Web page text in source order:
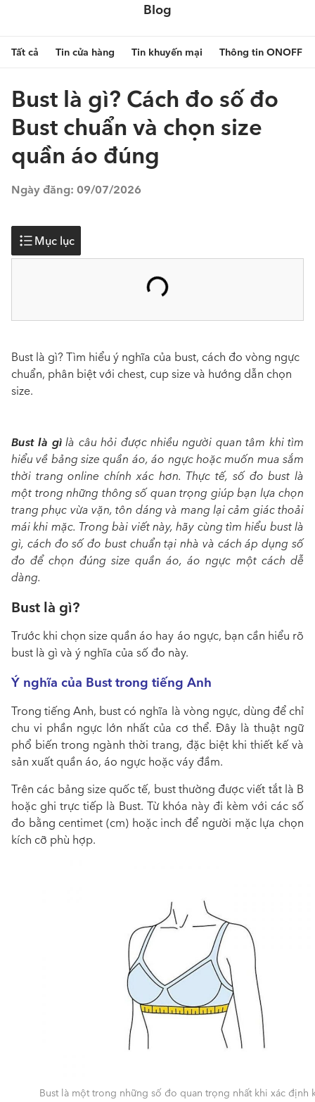
Blog
Tất cả Tin cửa hàng Tin khuyến mại Thông tin ONOFF
Bust là gì? Cách đo số đo
Bust chuẩn và chọn size
quần áo đúng
Ngày đăng: 09/07/2026
Mục lục
Bust là gì? Tìm hiểu ý nghĩa của bust, cách đo vòng ngực
chuẩn, phân biệt với chest, cup size và hướng dẫn chọn
size.
Bust là gìlà câu hỏi được nhiều người quan tâm khi tìm
hiểu về bảng size quần áo, áo ngực hoặc muốn mua sắm
thời trang online chính xác hơn. Thực tế, số đo bust là
một trong những thông số quan trọng giúp bạn lựa chọn
trang phục vừa vặn, tôn dáng và mang lại cảm giác thoải
mái khi mặc. Trong bài viết này, hãy cùng tìm hiểu bust là
gì, cách đo số đo bust chuẩn tại nhà và cách áp dụng số
đo để chọn đúng size quần áo, áo ngực một cách dễ
dàng.
Bust là gì?
Trước khi chọn size quần áo hay áo ngực, bạn cần hiểu rõ
bust là gì và ý nghĩa của số đo này.
Ý nghĩa của Bust trong tiếng Anh
Trong tiếng Anh, bust có nghĩa là vòng ngực, dùng để chỉ
chu vi phần ngực lớn nhất của cơ thể. Đây là thuật ngữ
phổ biến trong ngành thời trang, đặc biệt khi thiết kế và
sản xuất quần áo, áo ngực hoặc váy đầm.
Trên các bảng size quốc tế, bust thường được viết tắt là B
hoặc ghi trực tiếp là Bust. Từ khóa này đi kèm với các số
đo bằng centimet (cm) hoặc inch để người mặc lựa chọn
kích cỡ phù hợp.
Bust là một trong những số đo quan trọng nhất khi xác định